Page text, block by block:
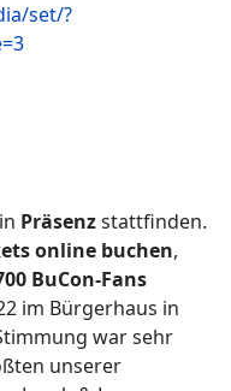
set/?
Präsenzstattfinden.
online buchen,
BuCon-Fans
im Bürgerhaus in
war sehr
unserer